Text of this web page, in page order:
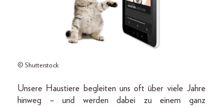
© Shutterstock
Unsere Haustiere begleiten uns oft über viele Jahre
hinweg – und werden dabei zu einem ganz